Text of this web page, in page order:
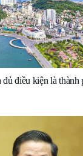
điều kiện là thành